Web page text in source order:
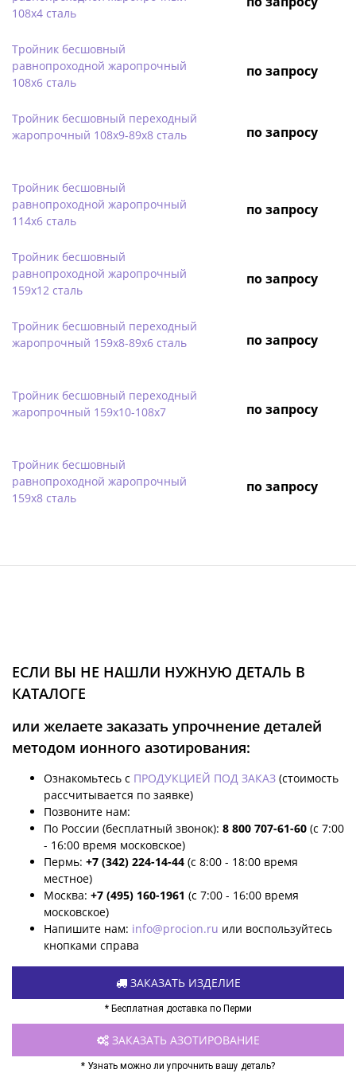
108х4 сталь
Тройник бесшовный
равнопроходной жаропрочный
108х6 сталь
по запросу
Тройник бесшовный переходный
жаропрочный 108х9-89х8 сталь
по запросу
Тройник бесшовный
равнопроходной жаропрочный
114х6 сталь
по запросу
Тройник бесшовный
равнопроходной жаропрочный
159х12 сталь
по запросу
Тройник бесшовный переходный
жаропрочный 159х8-89х6 сталь
по запросу
Тройник бесшовный переходный
жаропрочный 159х10-108х7
по запросу
Тройник бесшовный
равнопроходной жаропрочный
159х8 сталь
по запросу
ЕСЛИ ВЫ НЕ НАШЛИ НУЖНУЮ ДЕТАЛЬ В
КАТАЛОГЕ
или желаете заказать упрочнение деталей
методом ионного азотирования:
Ознакомьтесь с ПРОДУКЦИЕЙ ПОД ЗАКАЗ (стоимость
рассчитывается по заявке)
Позвоните нам:
По России (бесплатный звонок): 8 800 707-61-60 (с 7:00
- 16:00 время московское)
Пермь: +7 (342) 224-14-44 (с 8:00 - 18:00 время
местное)
Москва: +7 (495) 160-1961 (с 7:00 - 16:00 время
московское)
Напишите нам: info@procion.ru или воспользуйтесь
кнопками справа
ЗАКАЗАТЬ ИЗДЕЛИЕ
* Бесплатная доставка по Перми
ЗАКАЗАТЬ АЗОТИРОВАНИЕ
* Узнать можно ли упрочнить вашу деталь?